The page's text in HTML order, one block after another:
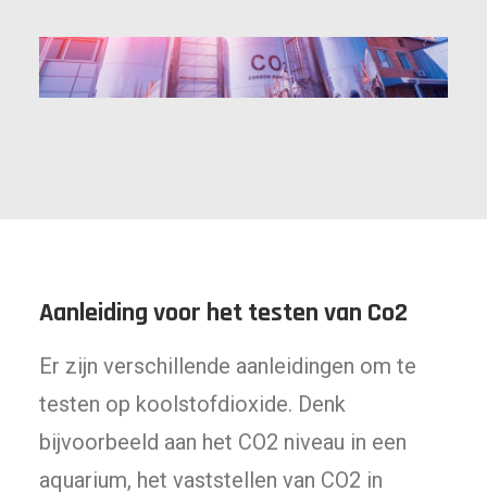
Aanleiding voor het testen van Co2
Er zijn verschillende aanleidingen om te
testen op koolstofdioxide. Denk
bijvoorbeeld aan het CO2 niveau in een
aquarium, het vaststellen van CO2 in